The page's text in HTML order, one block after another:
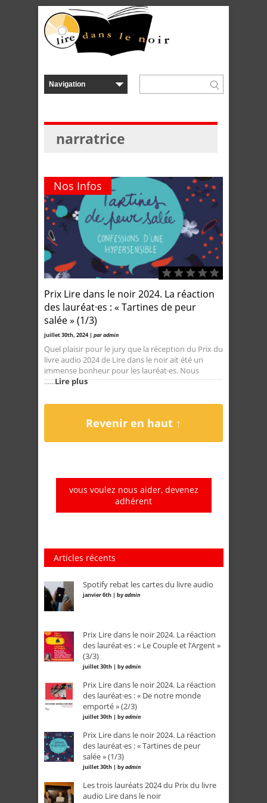
narratrice
Nos Infos
Prix Lire dans le noir 2024. La réaction
des lauréat·es : « Tartines de peur
salée » (1/3)
juillet 30th, 2024 | par admin
Quel plaisir pour le jury que la réception du Prix du
livre audio 2024 de Lire dans le noir ait été un
immense bonheur pour les lauréat·es. Nous
......Lire plus
Revenir en haut ↑
vous voulez nous aider, devenez
adhérent
Articles récents
Spotify rebat les cartes du livre audio
janvier 6th | byadmin
Prix Lire dans le noir 2024. La réaction
des lauréat·es : « Le Couple et l’Argent »
(3/3)
juillet 30th | byadmin
Prix Lire dans le noir 2024. La réaction
des lauréat·es : « De notre monde
emporté » (2/3)
juillet 30th | byadmin
Prix Lire dans le noir 2024. La réaction
des lauréat·es : « Tartines de peur
salée » (1/3)
juillet 30th | byadmin
Les trois lauréats 2024 du Prix du livre
audio Lire dans le noir